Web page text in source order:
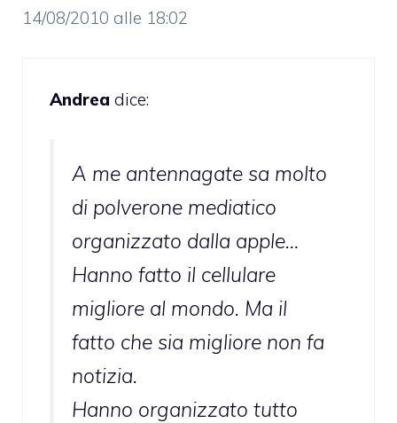
14/08/2010 alle 18:02
Andrea dice:
A me antennagate sa molto
di polverone mediatico
organizzato dalla apple…
Hanno fatto il cellulare
migliore al mondo. Ma il
fatto che sia migliore non fa
notizia.
Hanno organizzato tutto